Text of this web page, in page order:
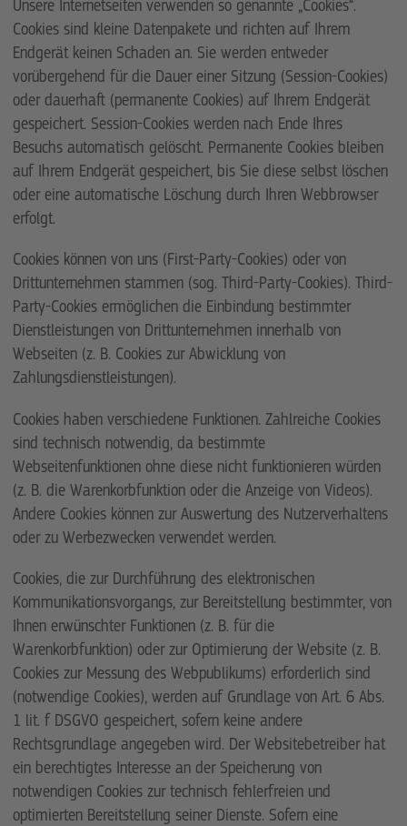
Unsere Internetseiten verwenden so genannte „Cookies“.
Cookies sind kleine Datenpakete und richten auf Ihrem
Endgerät keinen Schaden an. Sie werden entweder
vorübergehend für die Dauer einer Sitzung (Session-Cookies)
oder dauerhaft (permanente Cookies) auf Ihrem Endgerät
gespeichert. Session-Cookies werden nach Ende Ihres
Besuchs automatisch gelöscht. Permanente Cookies bleiben
auf Ihrem Endgerät gespeichert, bis Sie diese selbst löschen
oder eine automatische Löschung durch Ihren Webbrowser
erfolgt.
Cookies können von uns (First-Party-Cookies) oder von
Drittunternehmen stammen (sog. Third-Party-Cookies). Third-
Party-Cookies ermöglichen die Einbindung bestimmter
Dienstleistungen von Drittunternehmen innerhalb von
Webseiten (z. B. Cookies zur Abwicklung von
Zahlungsdienstleistungen).
Cookies haben verschiedene Funktionen. Zahlreiche Cookies
sind technisch notwendig, da bestimmte
Webseitenfunktionen ohne diese nicht funktionieren würden
(z. B. die Warenkorbfunktion oder die Anzeige von Videos).
Andere Cookies können zur Auswertung des Nutzerverhaltens
oder zu Werbezwecken verwendet werden.
Cookies, die zur Durchführung des elektronischen
Kommunikationsvorgangs, zur Bereitstellung bestimmter, von
Ihnen erwünschter Funktionen (z. B. für die
Warenkorbfunktion) oder zur Optimierung der Website (z. B.
Cookies zur Messung des Webpublikums) erforderlich sind
(notwendige Cookies), werden auf Grundlage von Art. 6 Abs.
1 lit. f DSGVO gespeichert, sofern keine andere
Rechtsgrundlage angegeben wird. Der Websitebetreiber hat
ein berechtigtes Interesse an der Speicherung von
notwendigen Cookies zur technisch fehlerfreien und
optimierten Bereitstellung seiner Dienste. Sofern eine